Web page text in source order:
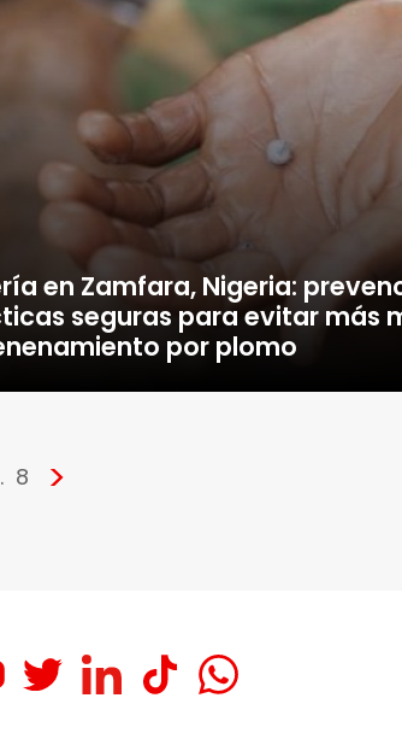
en Zamfara, Nigeria:
seguras para evitar más
por plomo
8 >